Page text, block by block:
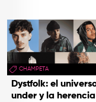
CHAMPETA
Dystfolk: el
under y la